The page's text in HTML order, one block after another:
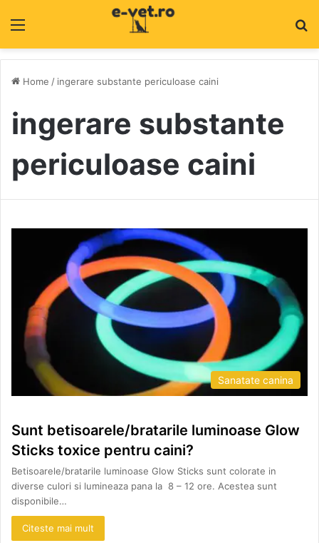
Home / ingerare substante periculoase caini
ingerare substante
periculoase caini
Sanatate canina
Sunt betisoarele/bratarile luminoase Glow
Sticks toxice pentru caini?
Betisoarele/bratarile luminoase Glow Sticks sunt colorate in
diverse culori si lumineaza pana la 8 – 12 ore. Acestea sunt
disponibile…
Citeste mai mult